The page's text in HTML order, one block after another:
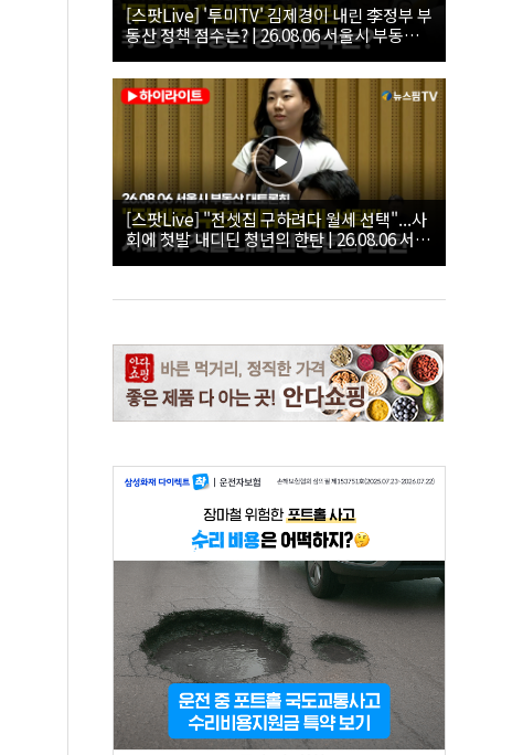
[스팟Live] '투미TV' 김제경이 내린 李정부 부
동산 정책 점수는? | 26.08.06 서울시 부동산
대토론회
[스팟Live] "전셋집 구하려다 월세 선택"...사
회에 첫발 내디딘 청년의 한탄 | 26.08.06 서울
시 부동산 대토론회